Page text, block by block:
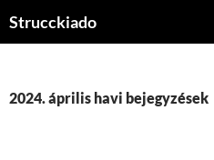
Strucckiado
2024. április havi bejegyzések